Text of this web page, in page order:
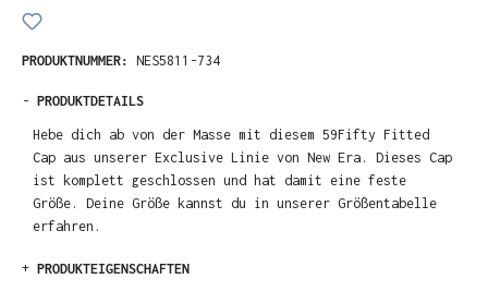
PRODUKTNUMMER: NES5811-734
- PRODUKTDETAILS
Hebe dich ab von der Masse mit diesem 59Fifty Fitted
Cap aus unserer Exclusive Linie von New Era. Dieses Cap
ist komplett geschlossen und hat damit eine feste
Größe. Deine Größe kannst du in unserer Größentabelle
erfahren.
+ PRODUKTEIGENSCHAFTEN